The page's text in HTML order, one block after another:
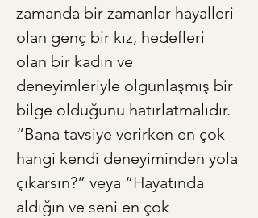
zamanda bir zamanlar hayalleri
olan genç bir kız, hedefleri
olan bir kadın ve
deneyimleriyle olgunlaşmış bir
bilge olduğunu hatırlatmalıdır.
“Bana tavsiye verirken en çok
hangi kendi deneyiminden yola
çıkarsın?” veya “Hayatında
aldığın ve seni en çok